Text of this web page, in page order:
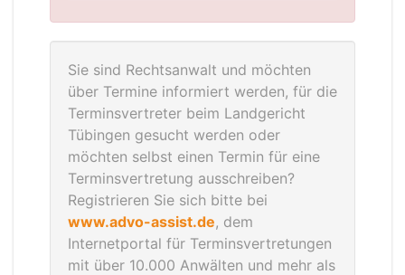
Sie sind Rechtsanwalt und möchten
über Termine informiert werden, für die
Terminsvertreter beim Landgericht
Tübingen gesucht werden oder
möchten selbst einen Termin für eine
Terminsvertretung ausschreiben?
Registrieren Sie sich bitte bei
www.advo-assist.de, dem
Internetportal für Terminsvertretungen
mit über 10.000 Anwälten und mehr als